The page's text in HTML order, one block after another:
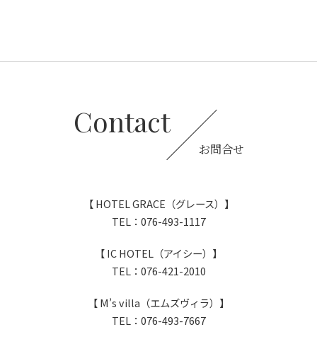
Contact
お問合せ
【 HOTEL GRACE（グレース）】
TEL：076-493-1117
【 IC HOTEL（アイシー）】
TEL：076-421-2010
【 M’s villa（エムズヴィラ）】
TEL：076-493-7667